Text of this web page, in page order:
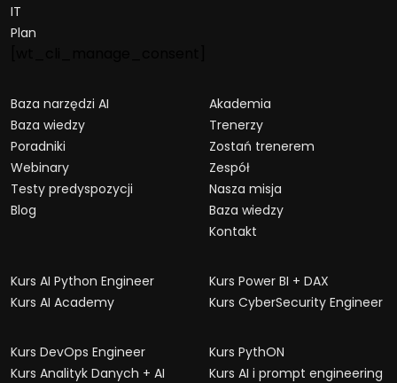
IT
Plan
Baza narzędzi AI
Baza wiedzy
Poradniki
Webinary
Testy predyspozycji
Blog
Akademia
Trenerzy
Zostań trenerem
Zespół
Nasza misja
Baza wiedzy
Kontakt
Kurs AI Python Engineer
Kurs AI Academy
Kurs Power BI + DAX
Kurs CyberSecurity Engineer
Kurs DevOps Engineer
Kurs Analityk Danych + AI
Kurs PythON
Kurs AI i prompt engineering